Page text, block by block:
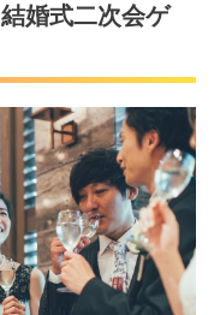
婚式二次会ゲ